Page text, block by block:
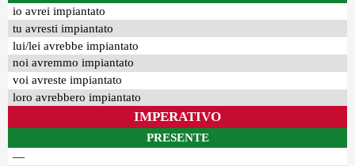
io avrei impiantato
tu avresti impiantato
lui/lei avrebbe impiantato
noi avremmo impiantato
voi avreste impiantato
loro avrebbero impiantato
IMPERATIVO
PRESENTE
—